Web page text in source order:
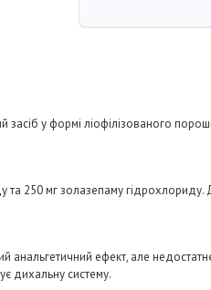
засіб у формі ліофілізованого
та 250 мг золазепаму
анальгетичний ефект, але
дихальну систему.